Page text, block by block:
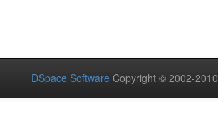
DSpace Software Copyright © 2002-2010